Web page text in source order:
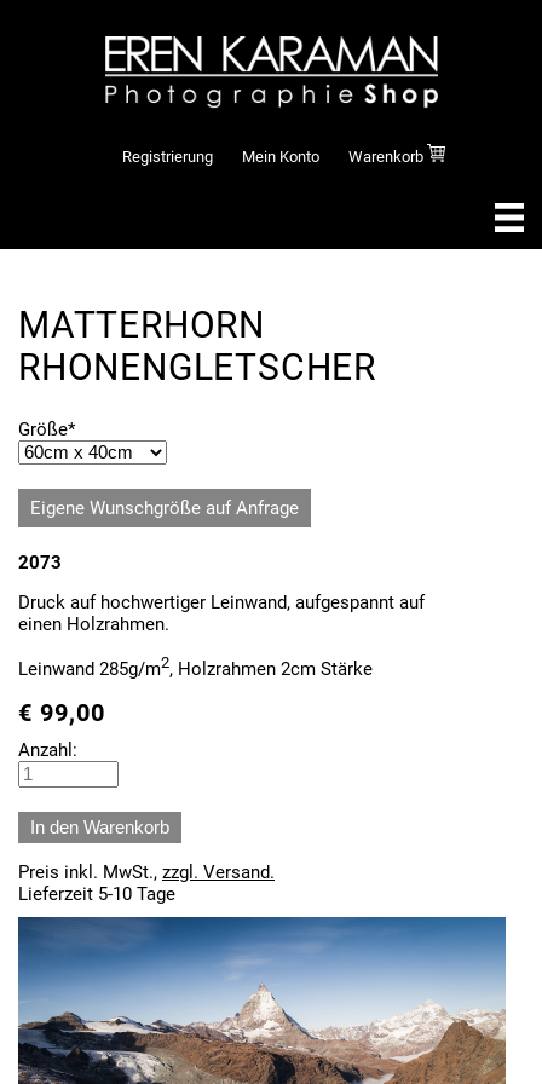
Registrierung Mein Konto Warenkorb
MATTERHORN
RHONENGLETSCHER
Pflichtfeld
Größe*
Eigene Wunschgröße auf Anfrage
2073
Druck auf hochwertiger Leinwand, aufgespannt auf
einen Holzrahmen.
Leinwand 285g/m2, Holzrahmen 2cm Stärke
€ 99,00
Anzahl:
Preis inkl. MwSt., zzgl. Versand.
Lieferzeit 5-10 Tage